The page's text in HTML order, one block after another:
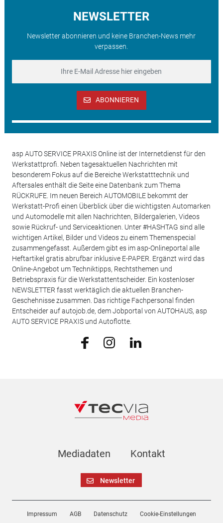
NEWSLETTER
Newsletter abonnieren und keine Branchen-News mehr
verpassen.
ABONNIEREN
asp AUTO SERVICE PRAXIS Online ist der Internetdienst für den
Werkstattprofi. Neben tagesaktuellen Nachrichten mit
besonderem Fokus auf die Bereiche Werkstatttechnik und
Aftersales enthält die Seite eine Datenbank zum Thema
RÜCKRUFE. Im neuen Bereich AUTOMOBILE bekommt der
Werkstatt-Profi einen Überblick über die wichtigsten Automarken
und Automodelle mit allen Nachrichten, Bildergalerien, Videos
sowie Rückruf- und Serviceaktionen. Unter #HASHTAG sind alle
wichtigen Artikel, Bilder und Videos zu einem Themenspecial
zusammengefasst. Außerdem gibt es im asp-Onlineportal alle
Heftartikel gratis abrufbar inklusive E-PAPER. Ergänzt wird das
Online-Angebot um Techniktipps, Rechtsthemen und
Betriebspraxis für die Werkstattentscheider. Ein kostenloser
NEWSLETTER fasst werktäglich die aktuellen Branchen-
Geschehnisse zusammen. Das richtige Fachpersonal finden
Entscheider auf autojob.de, dem Jobportal von AUTOHAUS, asp
AUTO SERVICE PRAXIS und Autoflotte.
Mediadaten Kontakt
Newsletter
Impressum AGB Datenschutz Cookie-Einstellungen